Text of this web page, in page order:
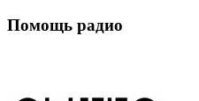
Помощь радио